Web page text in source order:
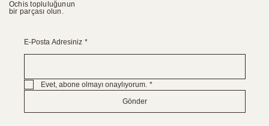
Ochis topluluğunun
bir parçası olun.
E-Posta Adresiniz *
Evet, abone olmayı onaylıyorum. *
Gönder